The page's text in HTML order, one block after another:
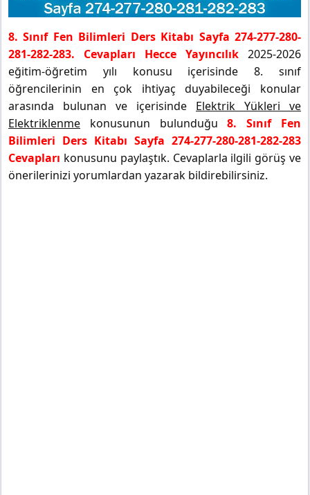
8. Sınıf Fen Bilimleri Ders Kitabı Sayfa 274-277-280-
281-282-283. Cevapları Hecce Yayıncılık 2025-2026
eğitim-öğretim yılı konusu içerisinde 8. sınıf
öğrencilerinin en çok ihtiyaç duyabileceği konular
arasında bulunan ve içerisinde Elektrik Yükleri ve
Elektriklenme konusunun bulunduğu8. Sınıf Fen
Bilimleri Ders Kitabı Sayfa 274-277-280-281-282-283
Cevapları konusunu paylaştık. Cevaplarla ilgili görüş ve
önerilerinizi yorumlardan yazarak bildirebilirsiniz.